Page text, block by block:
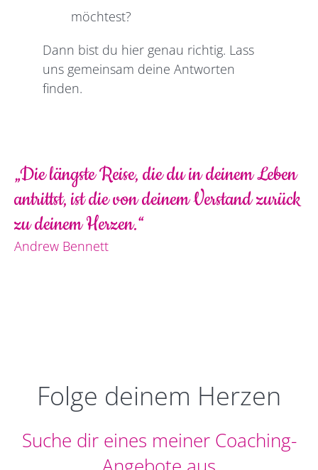
möchtest?
Dann bist du hier genau richtig. Lass
uns gemeinsam deine Antworten
finden.
„Die längste Reise, die du in deinem Leben
antrittst, ist die von deinem Verstand zurück
zu deinem Herzen.“
Andrew Bennett
Folge deinem Herzen
Suche dir eines meiner Coaching-